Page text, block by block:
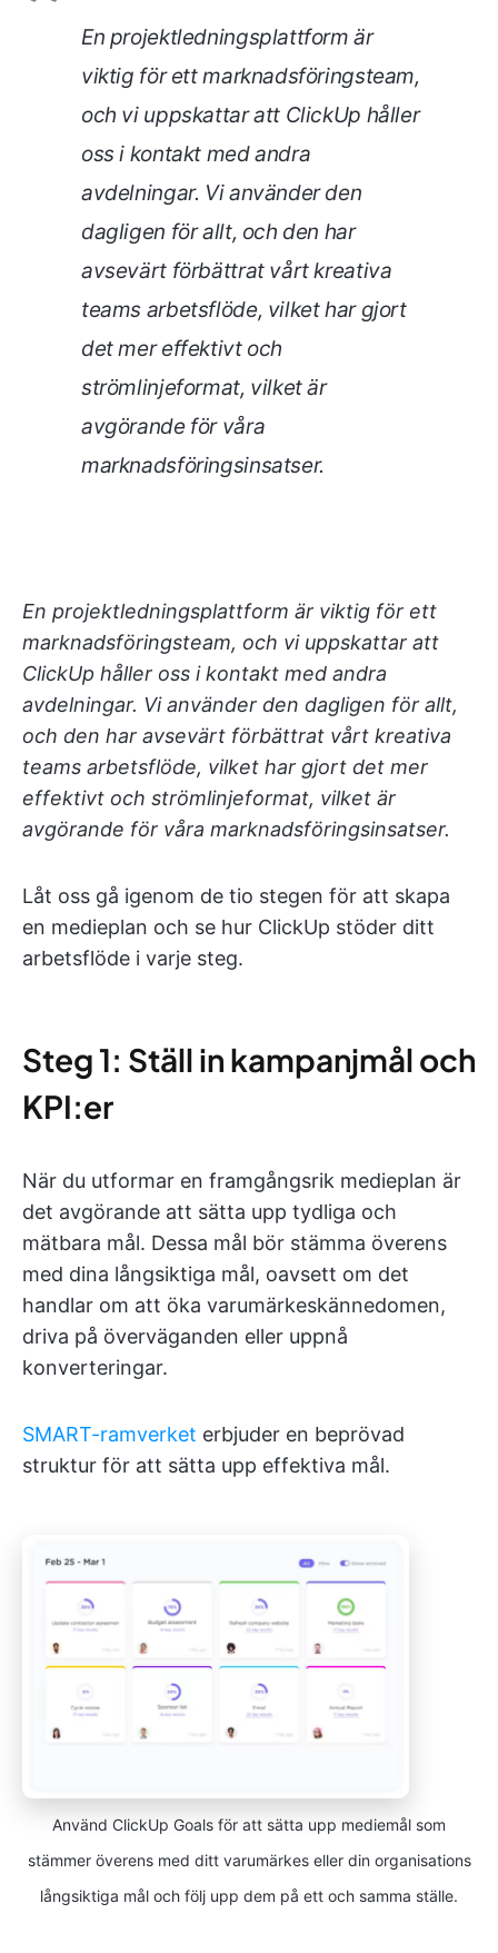
En projektledningsplattform är
viktig för ett marknadsföringsteam,
och vi uppskattar att ClickUp håller
oss i kontakt med andra
avdelningar. Vi använder den
dagligen för allt, och den har
avsevärt förbättrat vårt kreativa
teams arbetsflöde, vilket har gjort
det mer effektivt och
strömlinjeformat, vilket är
avgörande för våra
marknadsföringsinsatser.
En projektledningsplattform är viktig för ett
marknadsföringsteam, och vi uppskattar att
ClickUp håller oss i kontakt med andra
avdelningar. Vi använder den dagligen för allt,
och den har avsevärt förbättrat vårt kreativa
teams arbetsflöde, vilket har gjort det mer
effektivt och strömlinjeformat, vilket är
avgörande för våra marknadsföringsinsatser.
Låt oss gå igenom de tio stegen för att skapa
en medieplan och se hur ClickUp stöder ditt
arbetsflöde i varje steg.
Steg 1: Ställ in kampanjmål och
KPI:er
När du utformar en framgångsrik medieplan är
det avgörande att sätta upp tydliga och
mätbara mål. Dessa mål bör stämma överens
med dina långsiktiga mål, oavsett om det
handlar om att öka varumärkeskännedomen,
driva på överväganden eller uppnå
konverteringar.
SMART-ramverket erbjuder en beprövad
struktur för att sätta upp effektiva mål.
Använd ClickUp Goals för att sätta upp mediemål som
stämmer överens med ditt varumärkes eller din organisations
långsiktiga mål och följ upp dem på ett och samma ställe.